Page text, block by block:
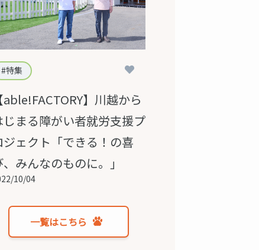
特集
【able!FACTORY】川越から
じまる障がい者就労支援プ
ジェクト「できる！の喜
、みんなのものに。」
10/04
一覧はこちら